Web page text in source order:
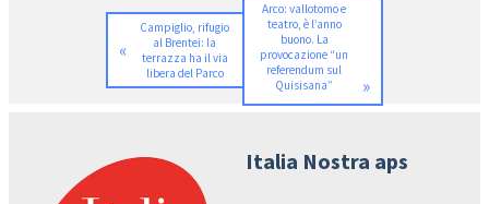
«
Campiglio, rifugio
al Brentei: la
terrazza ha il via
libera del Parco
Arco: vallotomo e
teatro, è l’anno
buono. La
provocazione “un
referendum sul
Quisisana”
»
Italia Nostra aps